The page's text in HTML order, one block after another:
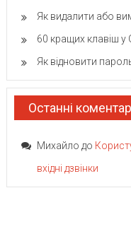
Як видалити або
60 кращих клавіш у
Як відновити
Останні
Михайло до
вхідні дзвінки